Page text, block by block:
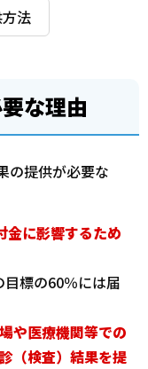
法
な理由
の提供が必要な
金に影響するため
標の60％には届
や医療機関等での
（検査）結果を提